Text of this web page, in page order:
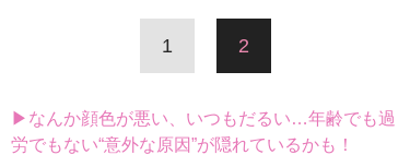
1 2
▶なんか顔色が悪い、いつもだるい…年齢でも過
労でもない“意外な原因”が隠れているかも！